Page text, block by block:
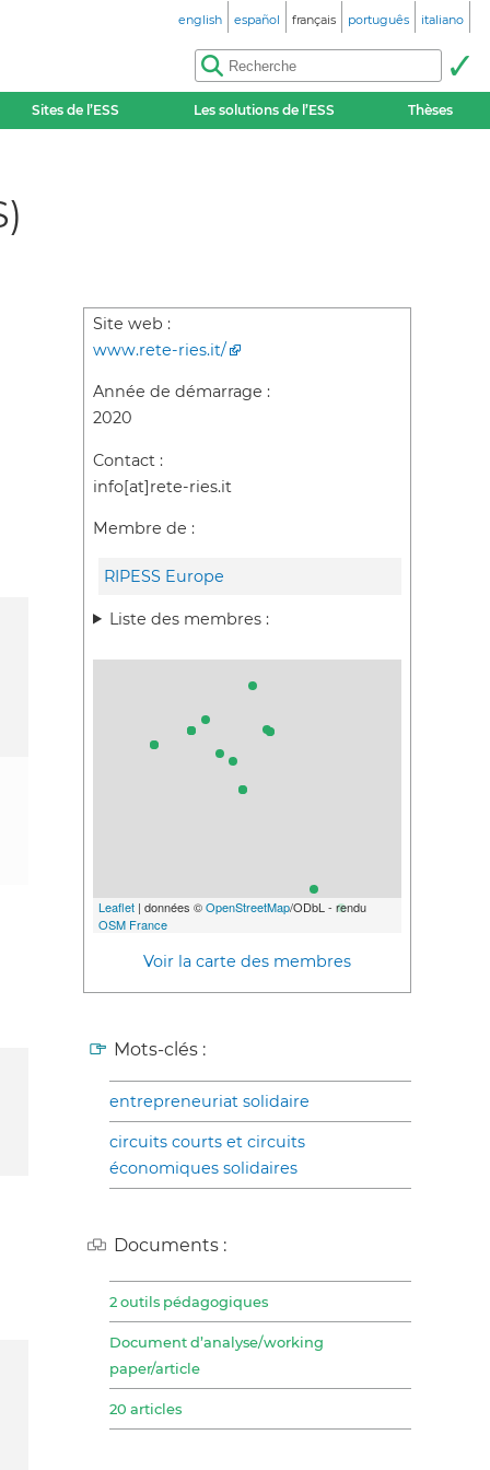
english español français português italiano
Sites de l’ESS Les solutions de l’ESS Thèses
Site web :
www.rete-ries.it/
Année de démarrage :
2020
Contact :
info[at]rete-ries.it
Membre de :
RIPESS Europe
Liste des membres :
Leaflet | données ©OpenStreetMap/ODbL - rendu
OSM France
Voir la carte des membres
Mots-clés :
entrepreneuriat solidaire
circuits courts et circuits
économiques solidaires
Documents :
2 outils pédagogiques
Document d’analyse/working
paper/article
20 articles